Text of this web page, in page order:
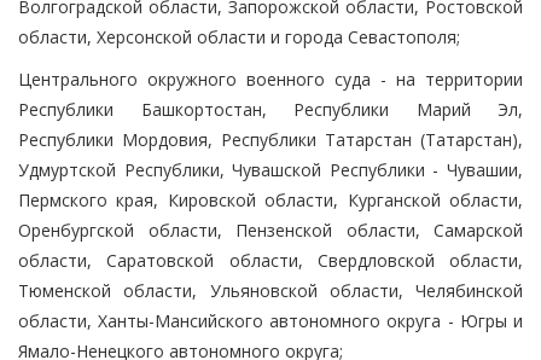
Волгоградской области, Запорожской области, Ростовской
области, Херсонской области и города Севастополя;
Центрального окружного военного суда - на территории
Республики Башкортостан, Республики Марий Эл,
Республики Мордовия, Республики Татарстан (Татарстан),
Удмуртской Республики, Чувашской Республики - Чувашии,
Пермского края, Кировской области, Курганской области,
Оренбургской области, Пензенской области, Самарской
области, Саратовской области, Свердловской области,
Тюменской области, Ульяновской области, Челябинской
области, Ханты-Мансийского автономного округа - Югры и
Ямало-Ненецкого автономного округа;